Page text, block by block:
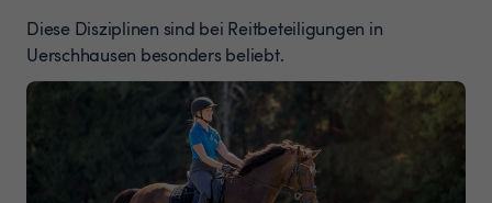
Diese Disziplinen sind bei Reitbeteiligungen in
Uerschhausen besonders beliebt.